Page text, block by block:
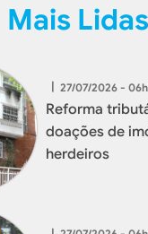
Mais Lidas
| 27/07/2026 -
Reforma
doações de
herdeiros